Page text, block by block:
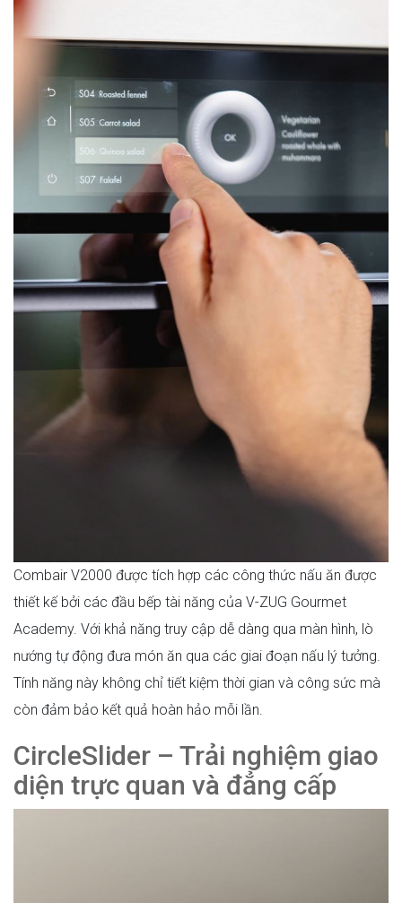
Combair V2000 được tích hợp các công thức nấu ăn được
thiết kế bởi các đầu bếp tài năng của V-ZUG Gourmet
Academy. Với khả năng truy cập dễ dàng qua màn hình, lò
nướng tự động đưa món ăn qua các giai đoạn nấu lý tưởng.
Tính năng này không chỉ tiết kiệm thời gian và công sức mà
còn đảm bảo kết quả hoàn hảo mỗi lần.
CircleSlider – Trải nghiệm giao
diện trực quan và đẳng cấp